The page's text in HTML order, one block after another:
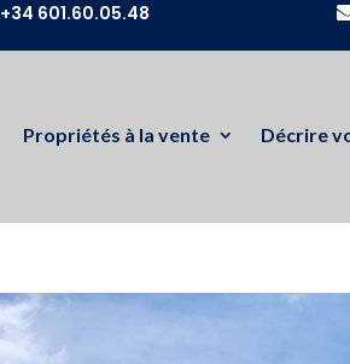
+34 601.60.05.48
Propriétés à la vente Décrire